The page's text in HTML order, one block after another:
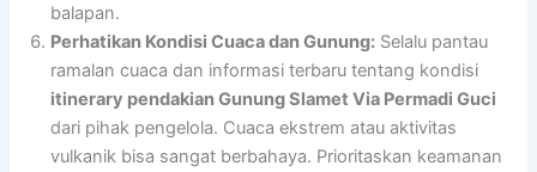
balapan.
Perhatikan Kondisi Cuaca dan Gunung: Selalu pantau
ramalan cuaca dan informasi terbaru tentang kondisi
itinerary pendakian Gunung Slamet Via Permadi Guci
dari pihak pengelola. Cuaca ekstrem atau aktivitas
vulkanik bisa sangat berbahaya. Prioritaskan keamanan